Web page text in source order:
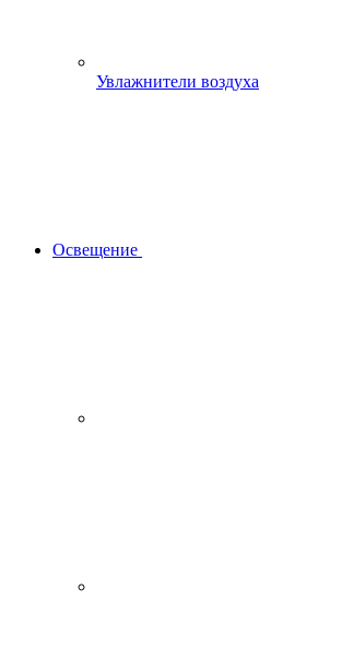
Увлажнители воздуха
Освещение